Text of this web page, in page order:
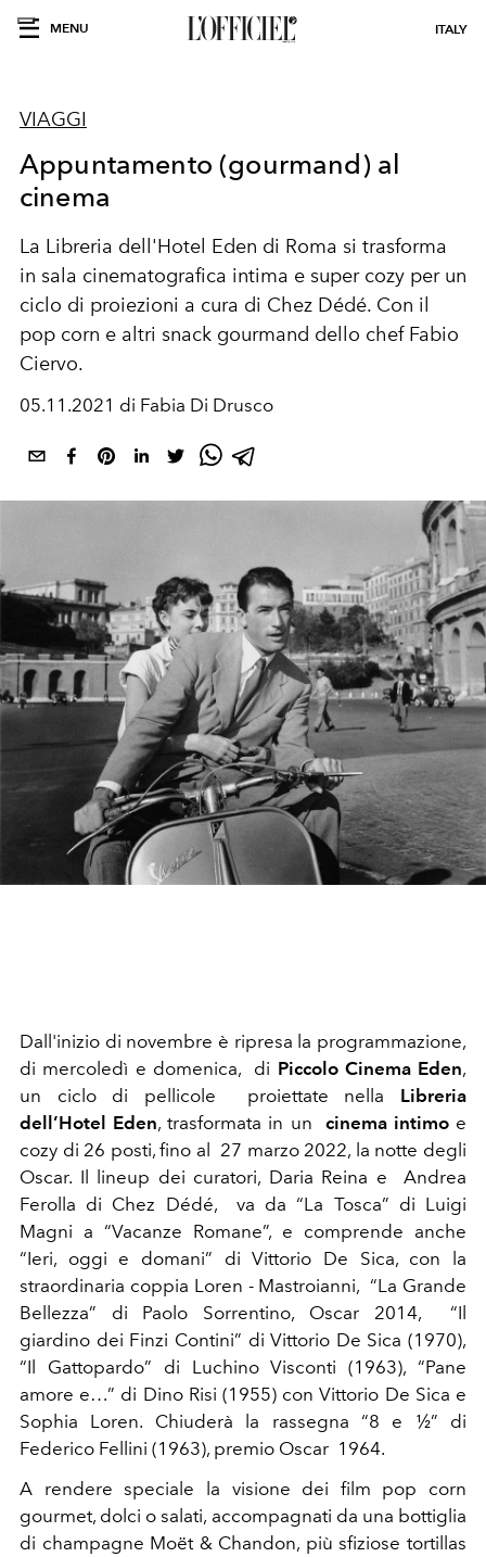
MENU ITALY
VIAGGI
Appuntamento (gourmand) al
cinema
La Libreria dell'Hotel Eden di Roma si trasforma
in sala cinematografica intima e super cozy per un
ciclo di proiezioni a cura di Chez Dédé. Con il
pop corn e altri snack gourmand dello chef Fabio
Ciervo.
05.11.2021 di Fabia Di Drusco
Dall'inizio di novembre è ripresa la programmazione,
di mercoledì e domenica, di Piccolo Cinema Eden,
un ciclo
di pellicole proiettate nella Libreria
dell’Hotel Eden, trasformata in un cinema intimoe
cozy di 26 posti, fino al 27 marzo 2022, la notte degli
Oscar. Il lineup dei curatori, Daria Reina e Andrea
Ferolla di Chez Dédé, va da “La Tosca” di Luigi
Magni a “Vacanze Romane”, e comprende anche
“Ieri, oggi e domani” di Vittorio De Sica, con la
straordinaria coppia Loren - Mastroianni, “La Grande
Bellezza” di Paolo Sorrentino, Oscar 2014,
“Il
giardino dei Finzi Contini” di Vittorio De Sica (1970),
“Il Gattopardo” di Luchino Visconti (1963), “Pane
amore e…” di Dino Risi (1955) con Vittorio De Sica e
Sophia Loren. Chiuderà la rassegna “8 e ½” di
Federico Fellini (1963), premio Oscar 1964.
A rendere speciale la visione dei film pop corn
gourmet, dolci o salati, accompagnati da una bottiglia
di champagne Moët & Chandon, più sfiziose tortillas